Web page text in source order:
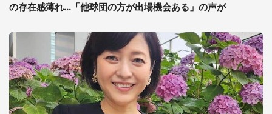
の存在感薄れ...「他球団の方が出場機会ある」の声が